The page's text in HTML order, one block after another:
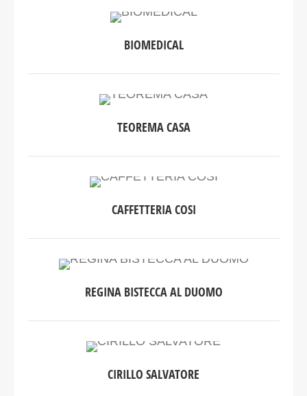
BIOMEDICAL
TEOREMA CASA
CAFFETTERIA COSI
REGINA BISTECCA AL DUOMO
CIRILLO SALVATORE